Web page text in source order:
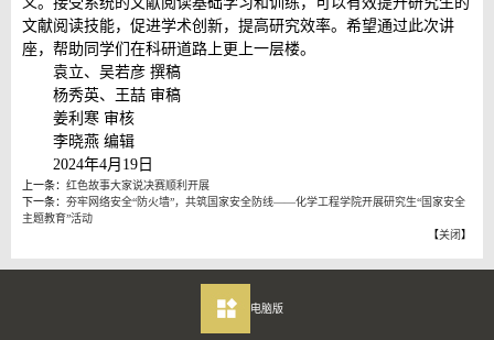
文献阅读技能，促进学术创新，提高研究效率。希望通过此次讲
座，帮助同学们在科研道路上更上一层楼。
袁立、吴若彦 撰稿
杨秀英、王喆 审稿
姜利寒 审核
李晓燕 编辑
2024年4月19日
上一条： 红色故事大家说决赛顺利开展
下一条： 夯牢网络安全“防火墙”，共筑国家安全防线——化学工程学院开展研究生“国家安全
主题教育”活动
【关闭】
电脑版